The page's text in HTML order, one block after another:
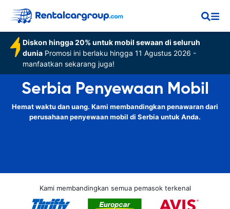
Diskon hingga 20% untuk mobil sewaan di seluruh
dunia Promosi ini berlaku hingga 11 Agustus 2026 -
manfaatkan sekarang juga!
Serbia Penyewaan Mobil
Hemat waktu dan uang. Kami membandingkan penawaran dari
perusahaan penyewaan mobil di Serbia untuk Anda.
Kami membandingkan semua pemasok terkenal